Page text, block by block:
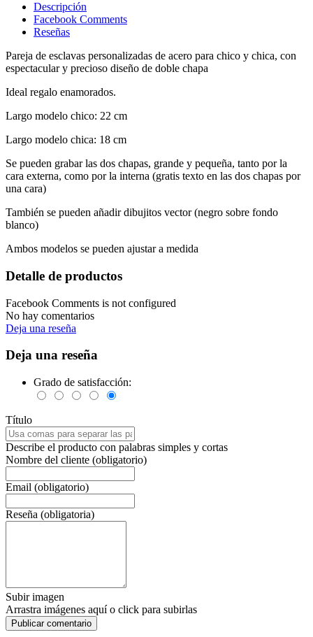
Descripción
Facebook Comments
Reseñas
Pareja de esclavas personalizadas de acero para chico y chica, con
espectacular y precioso diseño de doble chapa
Ideal regalo enamorados.
Largo modelo chico: 22 cm
Largo modelo chica: 18 cm
Se pueden grabar las dos chapas, grande y pequeña, tanto por la
cara externa, como por la interna (gratis texto en las dos chapas por
una cara)
También se pueden añadir dibujitos vector (negro sobre fondo
blanco)
Ambos modelos se pueden ajustar a medida
Detalle de productos
Facebook Comments is not configured
No hay comentarios
Deja una reseña
Deja una reseña
Grado de satisfacción:
Título
Describe el producto con palabras simples y cortas
Nombre del cliente (obligatorio)
Email (obligatorio)
Reseña (obligatoria)
Subir imagen
Arrastra imágenes aquí o click para subirlas